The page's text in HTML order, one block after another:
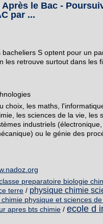
le Bac -
par ...
bacheliers S optent pour un
les retrouve surtout dans les
choix, les maths,
les sciences de la vie, les
industriels (électronique,
ou le génie des
preparatoire biologie
terre / physique chimie
chimie physique et sciences
apres bts chimie / ecole d